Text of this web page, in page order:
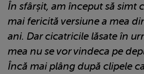
În sfârșit, am început să simt
mai fericită versiune a mea
ani. Dar cicatricile lăsate în
mea nu se vor vindeca pe
Încă mai plâng după clipele